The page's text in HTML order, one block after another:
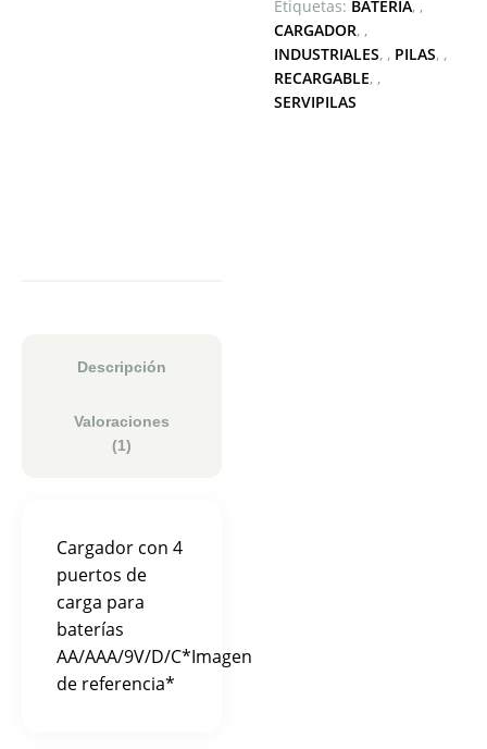
Etiquetas: BATERÍA ,
CARGADOR ,
INDUSTRIALES , PILAS ,
RECARGABLE ,
SERVIPILAS
Descripción
Valoraciones
(1)
Cargador con 4
puertos de
carga para
baterías
AA/AAA/9V/D/C*Imagen
de referencia*